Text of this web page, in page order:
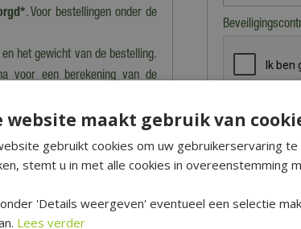
. Voor bestellingen onder de
het gewicht van de bestelling.
voor een berekening van de
onze winkel dan kan dat tot
bestelling precies klaarstaat.
afgehaald en worden dus niet
website maakt gebruik van
gebruikt cookies om uw gebruikerservaring
stemt u in met alle cookies in overeenstemming
'Details weergeven' eventueel een selectie
Lees verder